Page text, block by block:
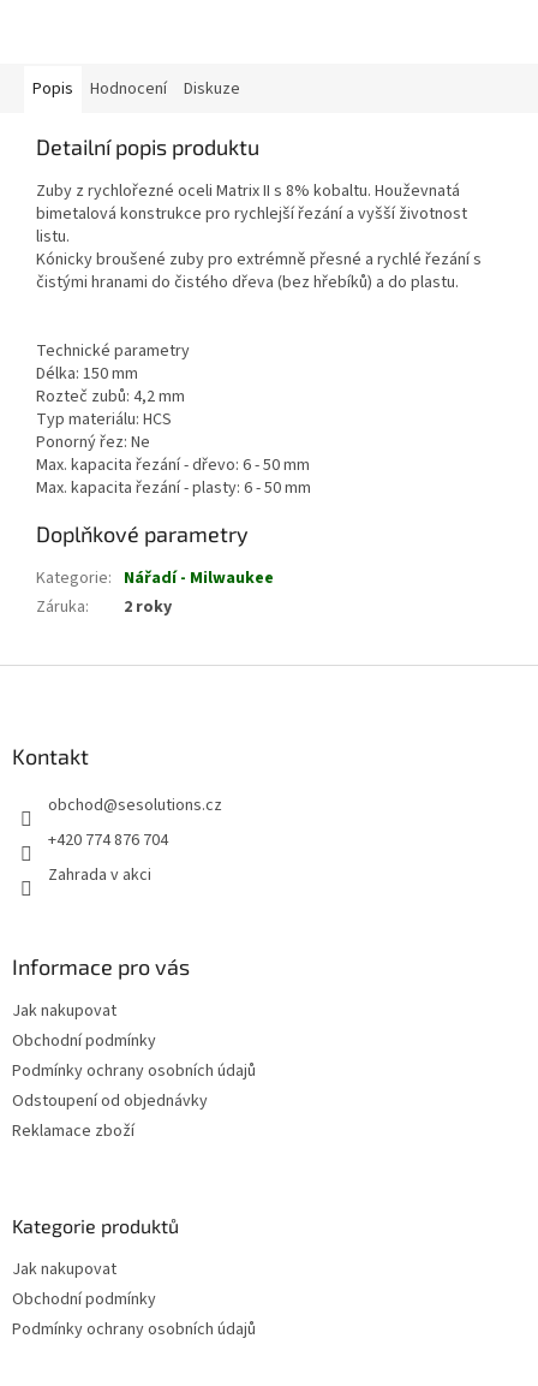
Popis Hodnocení Diskuze
Detailní popis produktu
Zuby z rychlořezné oceli Matrix II s 8% kobaltu. Houževnatá
bimetalová konstrukce pro rychlejší řezání a vyšší životnost
listu.
Kónicky broušené zuby pro extrémně přesné a rychlé řezání s
čistými hranami do čistého dřeva (bez hřebíků) a do plastu.
Technické parametry
Délka: 150 mm
Rozteč zubů: 4,2 mm
Typ materiálu: HCS
Ponorný řez: Ne
Max. kapacita řezání - dřevo: 6 - 50 mm
Max. kapacita řezání - plasty: 6 - 50 mm
Doplňkové parametry
Kategorie: Nářadí - Milwaukee
Záruka: 2 roky
Kontakt
obchod@sesolutions.cz
+420 774 876 704
Zahrada v akci
Informace pro vás
Jak nakupovat
Obchodní podmínky
Podmínky ochrany osobních údajů
Odstoupení od objednávky
Reklamace zboží
Kategorie produktů
Jak nakupovat
Obchodní podmínky
Podmínky ochrany osobních údajů